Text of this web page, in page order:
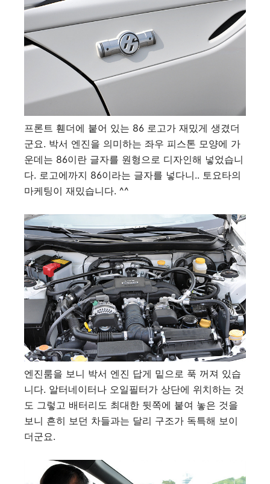
프론트 휀더에 붙어 있는 86 로고가 재밌게 생겼더
군요. 박서 엔진을 의미하는 좌우 피스톤 모양에 가
운데는 86이란 글자를 원형으로 디자인해 넣었습니
다. 로고에까지 86이라는 글자를 넣다니.. 토요타의
마케팅이 재밌습니다. ^^
엔진룸을 보니 박서 엔진 답게 밑으로 푹 꺼져 있습
니다. 알터네이터나 오일필터가 상단에 위치하는 것
도 그렇고 배터리도 최대한 뒷쪽에 붙여 놓은 것을
보니 흔히 보던 차들과는 달리 구조가 독특해 보이
더군요.